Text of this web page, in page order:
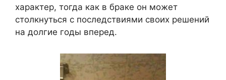
характер, тогда как в браке он может
столкнуться с последствиями своих решений
на долгие годы вперед.